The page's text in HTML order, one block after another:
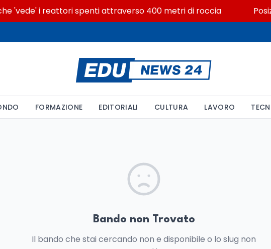
'vede' i reattori spenti attraverso 400 metri di roccia
FORMAZIONE EDITORIALI CULTURA LAVORO
Bando non Trovato
Il bando che stai cercando non e disponibile o lo slug non